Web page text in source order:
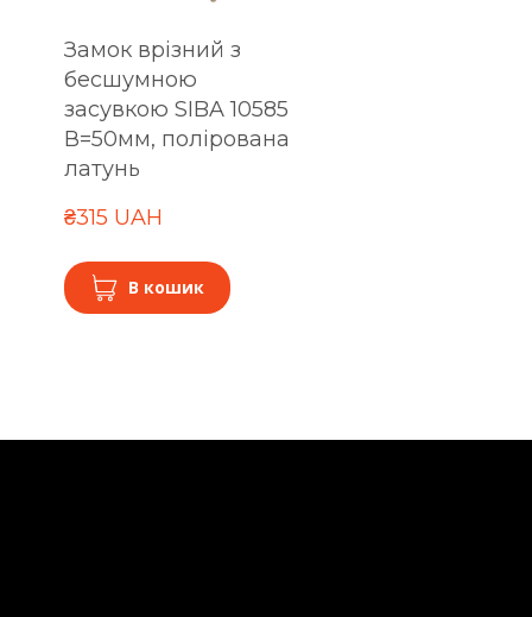
Замок врізний з
бесшумною
засувкою SIBA 10585
В=50мм, полірована
латунь
₴315 UAH
В кошик